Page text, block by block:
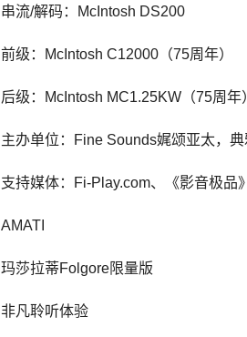
串流/解码：McIntosh DS200
前级：McIntosh C12000（75周年）
后级：McIntosh MC1.25KW（75周年
主办单位：Fine Sounds娓颂亚太，典
支持媒体：Fi-Play.com、《影音极品》
AMATI
玛莎拉蒂Folgore限量版
非凡聆听体验